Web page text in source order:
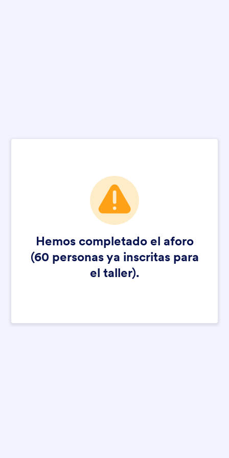
Hemos completado el aforo
(60 personas ya inscritas para
el taller).